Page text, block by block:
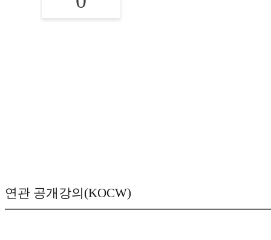
연관 공개강의(KOCW)